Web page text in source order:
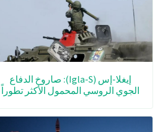
إيغلا-إس (Igla-S): صاروخ الدفاع
الجوي الروسي المحمول الأكثر تطوراً